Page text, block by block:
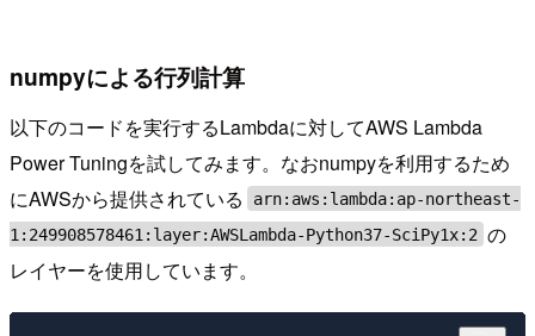
numpyによる行列計算
以下のコードを実行するLambdaに対してAWS Lambda
Power Tuningを試してみます。なおnumpyを利用するため
にAWSから提供されている
arn:aws:lambda:ap-northeast-
1:249908578461:layer:AWSLambda-Python37-SciPy1x:2 の
レイヤーを使用しています。